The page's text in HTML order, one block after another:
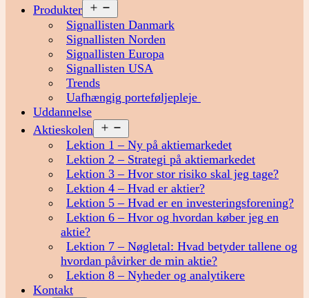
Produkter
menu
Signallisten Danmark
Signallisten Norden
Signallisten Europa
Signallisten USA
Trends
Uafhængig porteføljepleje
Uddannelse
Aktieskolen
menu
Lektion 1 – Ny på aktiemarkedet
Lektion 2 – Strategi på aktiemarkedet
Lektion 3 – Hvor stor risiko skal jeg tage?
Lektion 4 – Hvad er aktier?
Lektion 5 – Hvad er en investeringsforening?
Lektion 6 – Hvor og hvordan køber jeg en
aktie?
Lektion 7 – Nøgletal: Hvad betyder tallene og
hvordan påvirker de min aktie?
Lektion 8 – Nyheder og analytikere
Kontakt